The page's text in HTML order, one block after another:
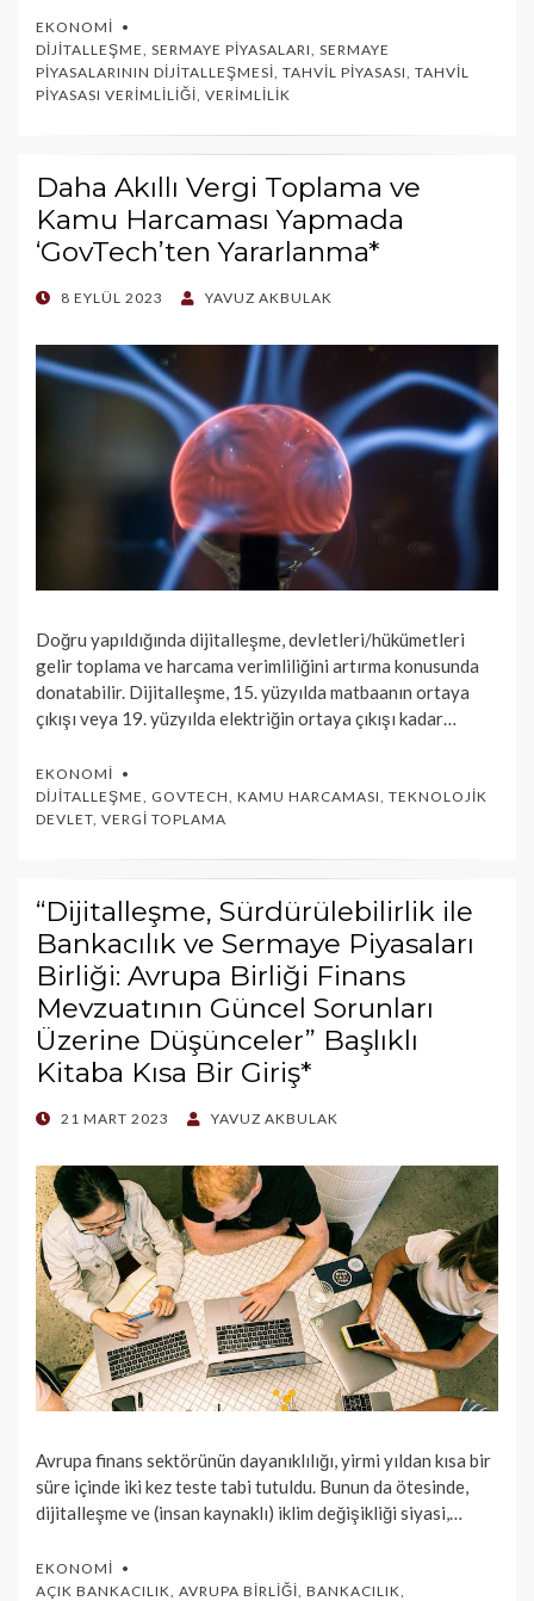
EKONOMI
DIJITALLEŞME, SERMAYE PIYASALARI, SERMAYE
PIYASALARININ DIJITALLEŞMESI, TAHVIL PIYASASI, TAHVIL
PIYASASI VERIMLILIĞI, VERIMLILIK
Daha Akıllı Vergi Toplama ve
Kamu Harcaması Yapmada
‘GovTech’ten Yararlanma*
POSTED
8 EYLÜL 2023 YAVUZ AKBULAK
Doğru yapıldığında dijitalleşme, devletleri/hükümetleri
gelir toplama ve harcama verimliliğini artırma konusunda
donatabilir. Dijitalleşme, 15. yüzyılda matbaanın ortaya
çıkışı veya 19. yüzyılda elektriğin ortaya çıkışı kadar…
EKONOMI
DIJITALLEŞME
GOVTECH KAMU HARCAMASI TEKNOLOJIK
DEVLET VERGI TOPLAMA
“Dijitalleşme, Sürdürülebilirlik ile
Bankacılık ve Sermaye Piyasaları
Birliği: Avrupa Birliği Finans
Mevzuatının Güncel Sorunları
Üzerine Düşünceler” Başlıklı
Kitaba Kısa Bir Giriş*
POSTED
21 MART 2023 YAVUZ AKBULAK
Avrupa finans sektörünün dayanıklılığı, yirmi yıldan kısa bir
süre içinde iki kez teste tabi tutuldu. Bunun da ötesinde,
dijitalleşme ve (insan kaynaklı) iklim değişikliği siyasi,…
EKONOMI
AÇIK BANKACILIK AVRUPA BIRLIĞI BANKACILIK